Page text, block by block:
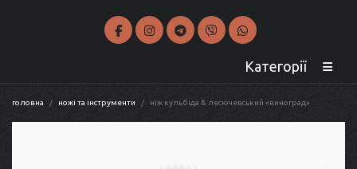
Категорії
головна ножі та інструменти ніж кульбіда & лесючевський «виноград»